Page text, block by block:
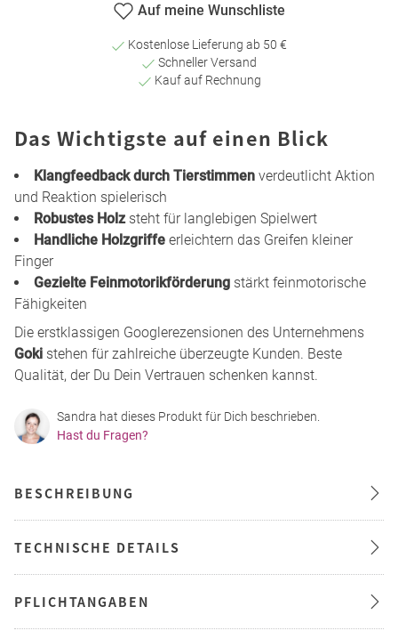
Auf meine Wunschliste
Kostenlose Lieferung ab 50 €
Schneller Versand
Kauf auf Rechnung
Das Wichtigste auf einen Blick
Klangfeedback durch Tierstimmen verdeutlicht Aktion
und Reaktion spielerisch
Robustes Holzsteht für langlebigen Spielwert
Handliche Holzgriffe erleichtern das Greifen kleiner
Finger
Gezielte Feinmotorikförderung stärkt feinmotorische
Fähigkeiten
Die erstklassigen Googlerezensionen des Unternehmens
Goki stehen für zahlreiche überzeugte Kunden. Beste
Qualität, der Du Dein Vertrauen schenken kannst.
Sandra hat dieses Produkt für Dich beschrieben.
Hast du Fragen?
BESCHREIBUNG
TECHNISCHE DETAILS
PFLICHTANGABEN